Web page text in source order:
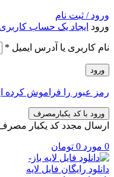
ورود / ثبت نام
ورود ایجاد یک حساب کاربری
نام کاربری یا آدرس ایمیل *
ورود
رمز عبور را فراموش کرده
ورود با کد یکبارمصرف
ارسال مجدد کد یکبار
0 مورد 0 تومان